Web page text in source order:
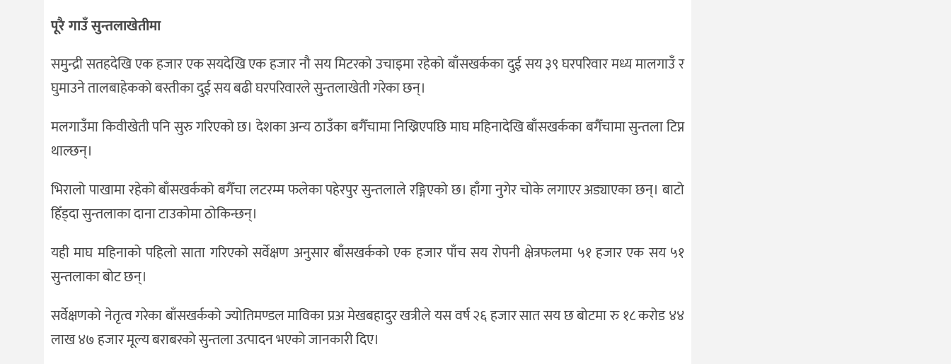
पूरै गाउँ सुन्तलाखेतीमा
समुुन्द्री सतहदेखि एक हजार एक सयदेखि एक हजार नौ सय मिटरको उचाइमा रहेको बाँसखर्कका दुई सय ३९ घरपरिवार मध्य मालगाउँ र
घुमाउने तालबाहेकको बस्तीका दुई सय बढी घरपरिवारले सुुन्तलाखेती गरेका छन्।
मलगाउँमा किवीखेती पनि सुरु गरिएको छ। देशका अन्य ठाउँका बगैँचामा निख्रिएपछि माघ महिनादेखि बाँसखर्कका बगैँचामा सुन्तला टिप्न
थाल्छन्।
भिरालो पाखामा रहेको बाँसखर्कको बगैँचा लटरम्म फलेका पहेरपुर सुन्तलाले रङ्गिएको छ। हाँगा नुगेर चोके लगाएर अड्याएका छन्। बाटो
हिँड्दा सुन्तलाका दाना टाउकोमा ठोकिन्छन्।
यही माघ महिनाको पहिलो साता गरिएको सर्वेक्षण अनुसार बाँसखर्कको एक हजार पाँच सय रोपनी क्षेत्रफलमा ५१ हजार एक सय ५१
सुन्तलाका बोट छन्।
सर्वेक्षणको नेतृत्व गरेका बाँसखर्कको ज्योतिमण्डल माविका प्रअ मेखबहादुर खत्रीले यस वर्ष २६ हजार सात सय छ बोटमा रु १८ करोड ४४
लाख ४७ हजार मूल्य बराबरको सुन्तला उत्पादन भएको जानकारी दिए।